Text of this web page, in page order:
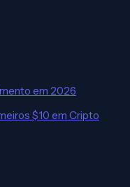
em 2026
$10 em Cripto